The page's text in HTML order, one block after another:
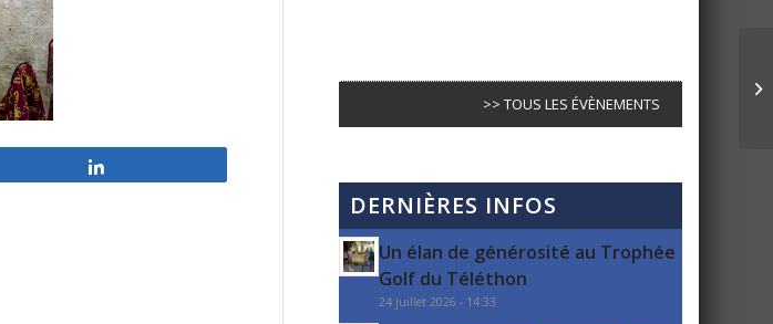
>> TOUS LES ÉVÈNEMENTS
DERNIÈRES INFOS
Un élan de générosité au Trophée
Golf du Téléthon
24 juillet 2026 - 14:33